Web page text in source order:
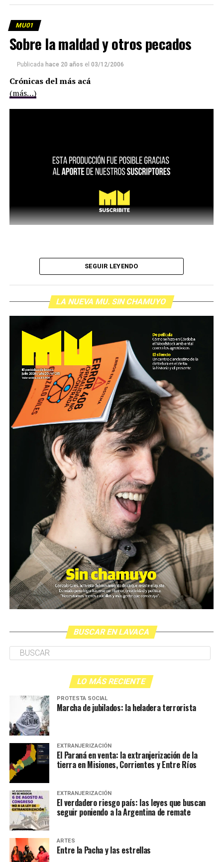
MU01
Sobre la maldad y otros pecados
Publicada hace 20 años el 03/12/2006
Crónicas del más acá
(más…)
SEGUIR LEYENDO
LA NUEVA MU. SIN CHAMUYO
BUSCAR EN LAVACA
LO MÁS RECIENTE
PROTESTA SOCIAL
Marcha de jubilados: la heladera terrorista
EXTRANJERIZACIÓN
El Paraná en venta: la extranjerización de la
tierra en Misiones, Corrientes y Entre Ríos
EXTRANJERIZACIÓN
El verdadero riesgo país: las leyes que buscan
seguir poniendo a la Argentina de remate
ARTES
Entre la Pacha y las estrellas